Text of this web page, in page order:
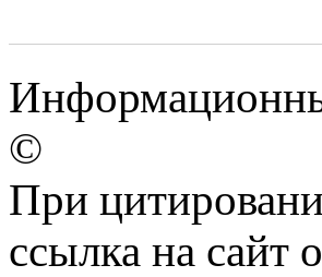
©
При
ссылка на сайт